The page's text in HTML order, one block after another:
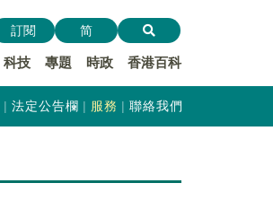
科技 專題 時政 香港百科
訂閱 简
法定公告欄 服務 聯絡我們